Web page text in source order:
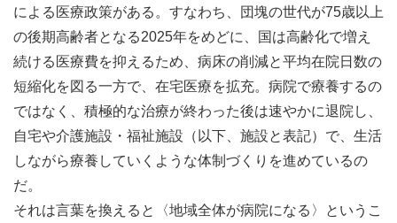
による医療政策がある。すなわち、団塊の世代が75歳以上
の後期高齢者となる2025年をめどに、国は高齢化で増え
続ける医療費を抑えるため、病床の削減と平均在院日数の
短縮化を図る一方で、在宅医療を拡充。病院で療養するの
ではなく、積極的な治療が終わった後は速やかに退院し、
自宅や介護施設・福祉施設（以下、施設と表記）で、生活
しながら療養していくような体制づくりを進めているの
だ。
それは言葉を換えると〈地域全体が病院になる〉というこ